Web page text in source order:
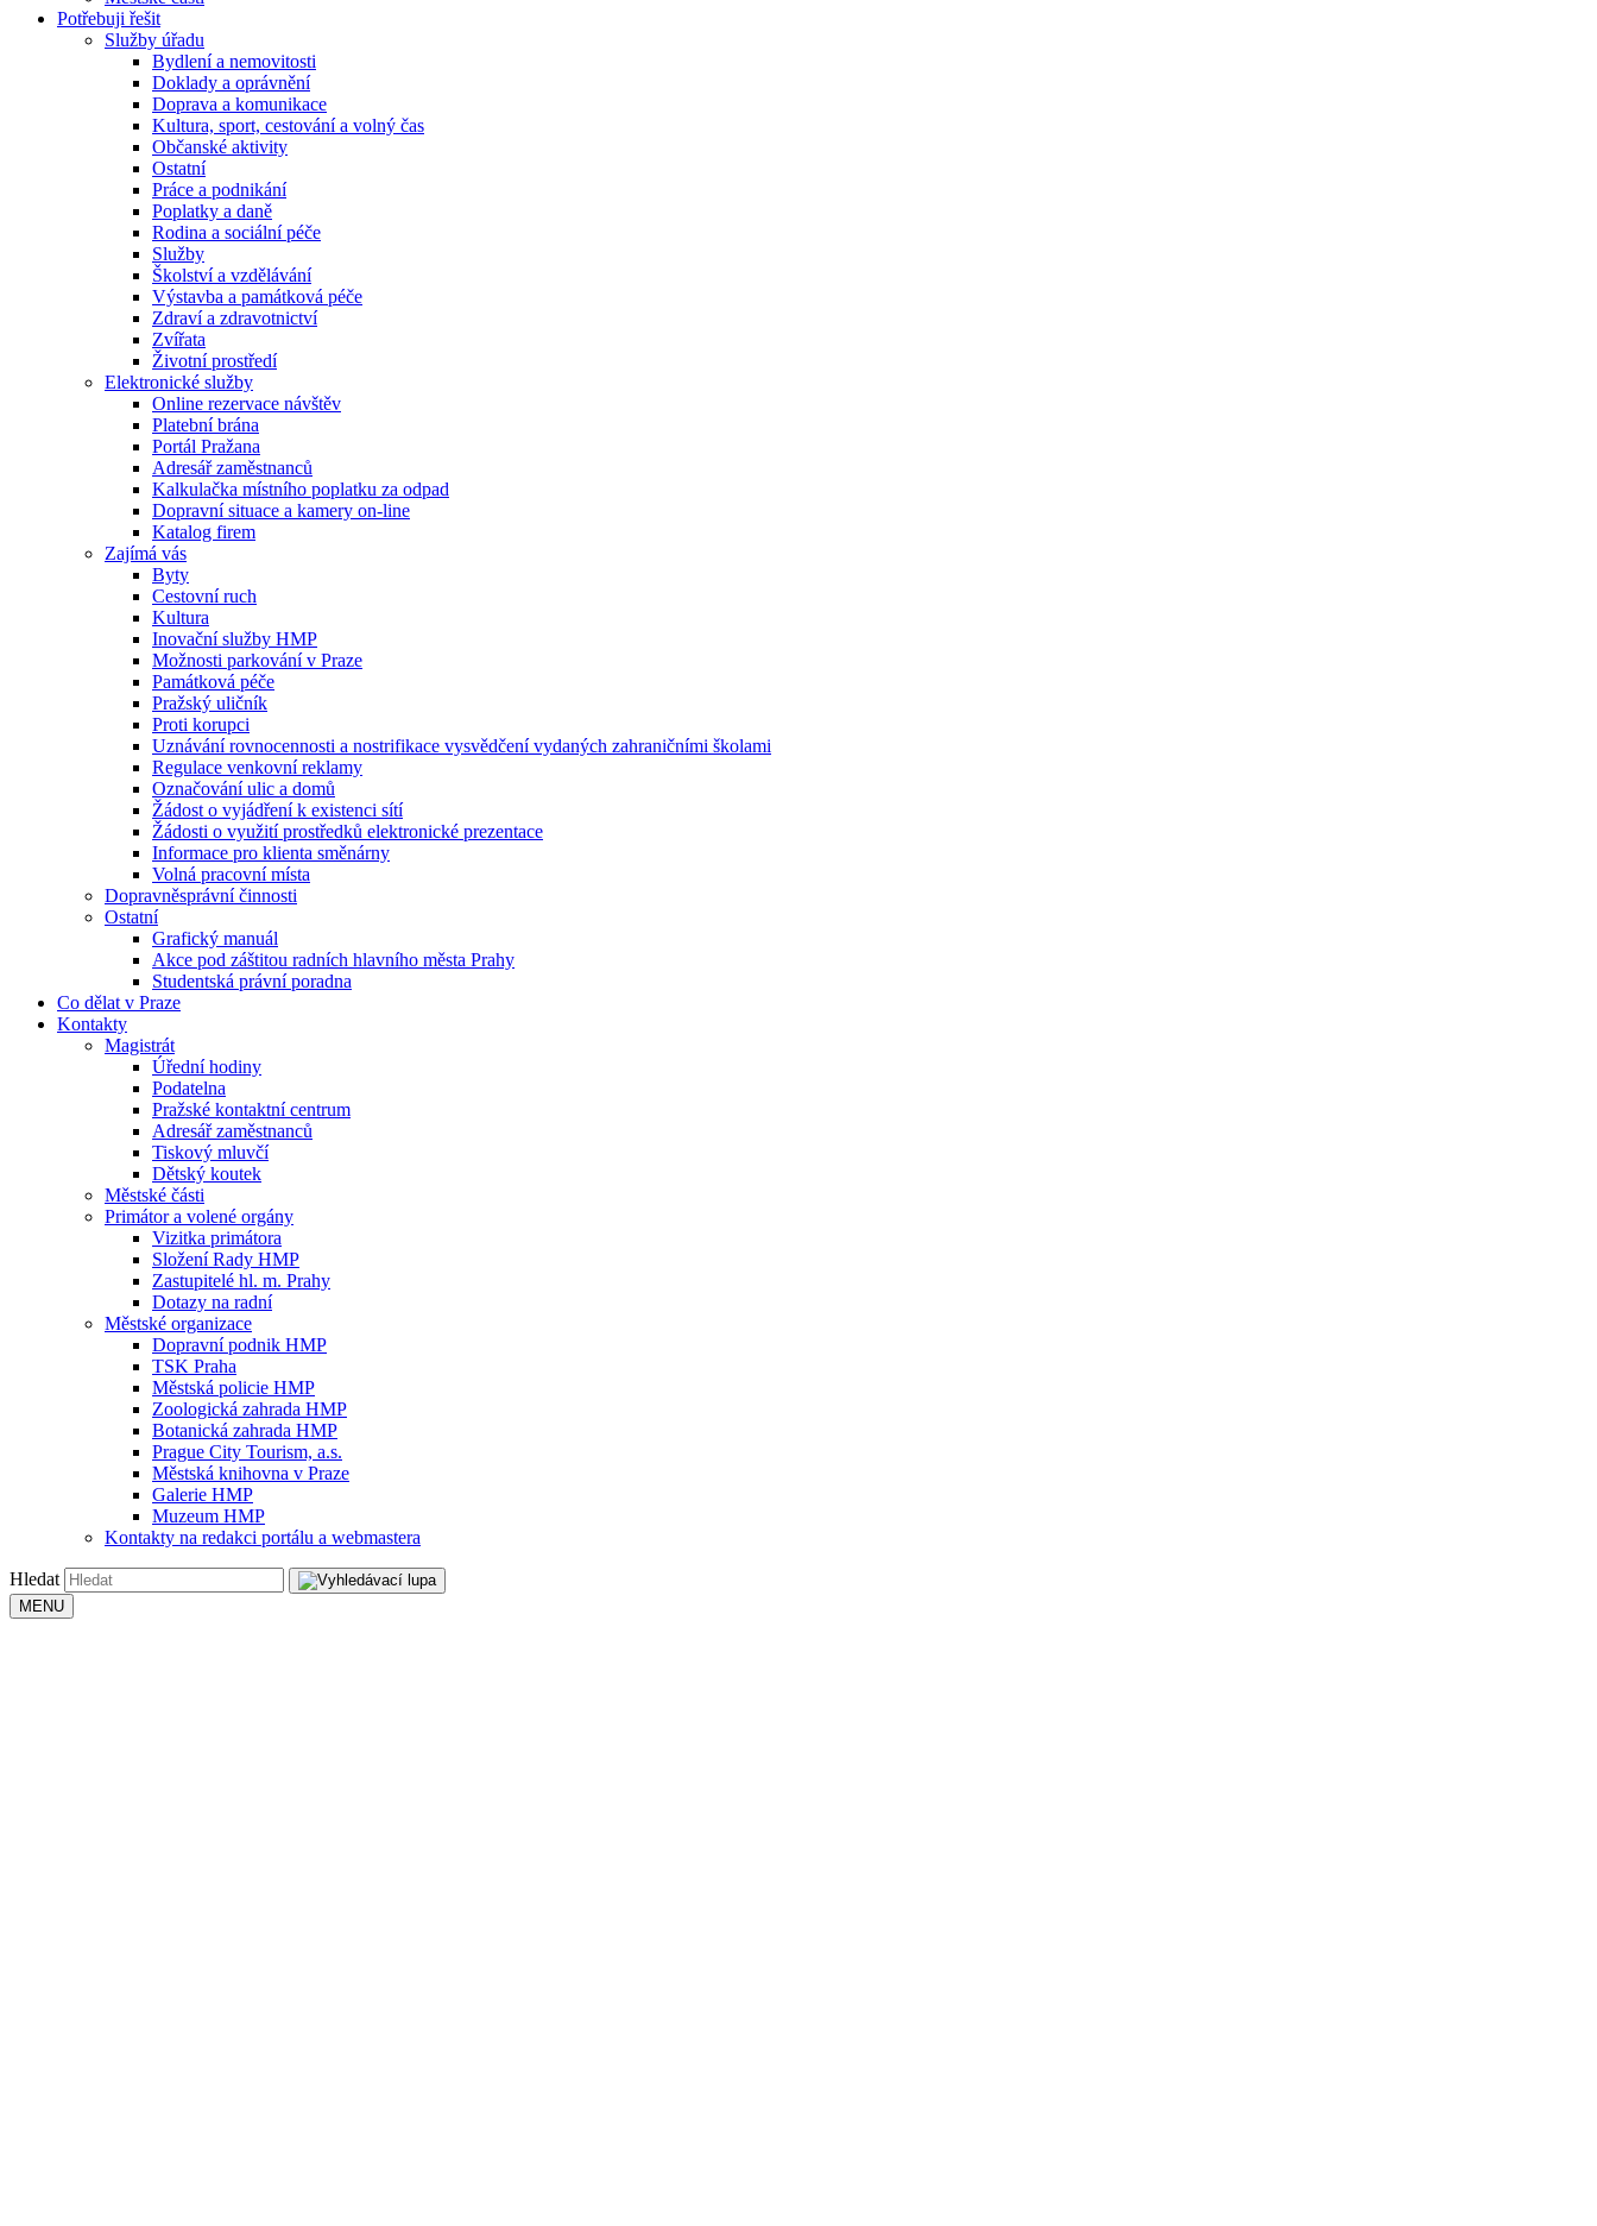
Potřebuji řešit
Služby úřadu
Bydlení a nemovitosti
Doklady a oprávnění
Doprava a komunikace
Kultura, sport, cestování a volný čas
Občanské aktivity
Ostatní
Práce a podnikání
Poplatky a daně
Rodina a sociální péče
Služby
Školství a vzdělávání
Výstavba a památková péče
Zdraví a zdravotnictví
Zvířata
Životní prostředí
Elektronické služby
Online rezervace návštěv
Platební brána
Portál Pražana
Adresář zaměstnanců
Kalkulačka místního poplatku za odpad
Dopravní situace a kamery on-line
Katalog firem
Zajímá vás
Byty
Cestovní ruch
Kultura
Inovační služby HMP
Možnosti parkování v Praze
Památková péče
Pražský uličník
Proti korupci
Uznávání rovnocennosti a nostrifikace vysvědčení vydaných zahraničními školami
Regulace venkovní reklamy
Označování ulic a domů
Žádost o vyjádření k existenci sítí
Žádosti o využití prostředků elektronické prezentace
Informace pro klienta směnárny
Volná pracovní místa
Dopravněsprávní činnosti
Ostatní
Grafický manuál
Akce pod záštitou radních hlavního města Prahy
Studentská právní poradna
Co dělat v Praze
Kontakty
Magistrát
Úřední hodiny
Podatelna
Pražské kontaktní centrum
Adresář zaměstnanců
Tiskový mluvčí
Dětský koutek
Městské části
Primátor a volené orgány
Vizitka primátora
Složení Rady HMP
Zastupitelé hl. m. Prahy
Dotazy na radní
Městské organizace
Dopravní podnik HMP
TSK Praha
Městská policie HMP
Zoologická zahrada HMP
Botanická zahrada HMP
Prague City Tourism, a.s.
Městská knihovna v Praze
Galerie HMP
Muzeum HMP
Kontakty na redakci portálu a webmastera
Hledat
MENU